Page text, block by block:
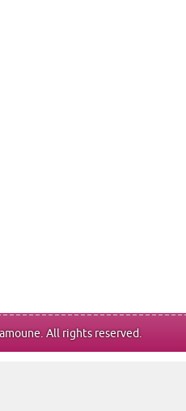
All rights reserved.